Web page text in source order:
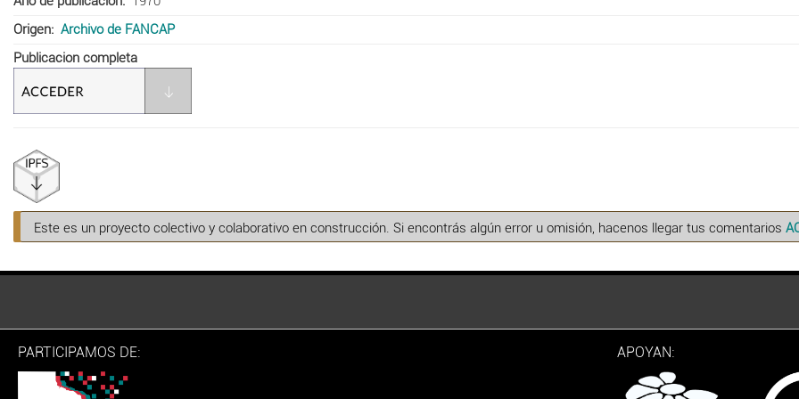
Origen
Archivo de FANCAP
Publicacion completa
Este es un proyecto colectivo y colaborativo en construcción. Si encontrás algún error u omisión, hacenos llegar tus comentarios
PARTICIPAMOS DE: APOYAN: